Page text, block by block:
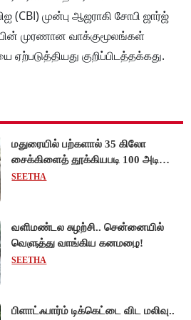
(CBI) முன்பு ஆஜராகி சோபி ஜார்ஜ்
முரணான வாக்குமூலங்கள்
குறிப்பிடத்தக்கது.
மதுரையில் பற்களால் 35 கிலோ
சைக்கிளைத் தூக்கியபடி 100 அடி
நடந்து சென்று முன்னாள் ராணுவ வீரர்
SEETHA
வளிமண்டல சுழற்சி.. சென்னையில்
வெளுத்து வாங்கிய கனமழை!
SEETHA
பிளாட்ஃபார்ம் டிக்கெட்டை விட மலிவு..